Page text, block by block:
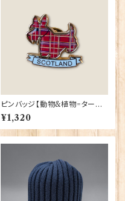
ピンバッジ【動物&植物=タータ
ンスコティー】Tradition 9004
0-T1130
¥1,320